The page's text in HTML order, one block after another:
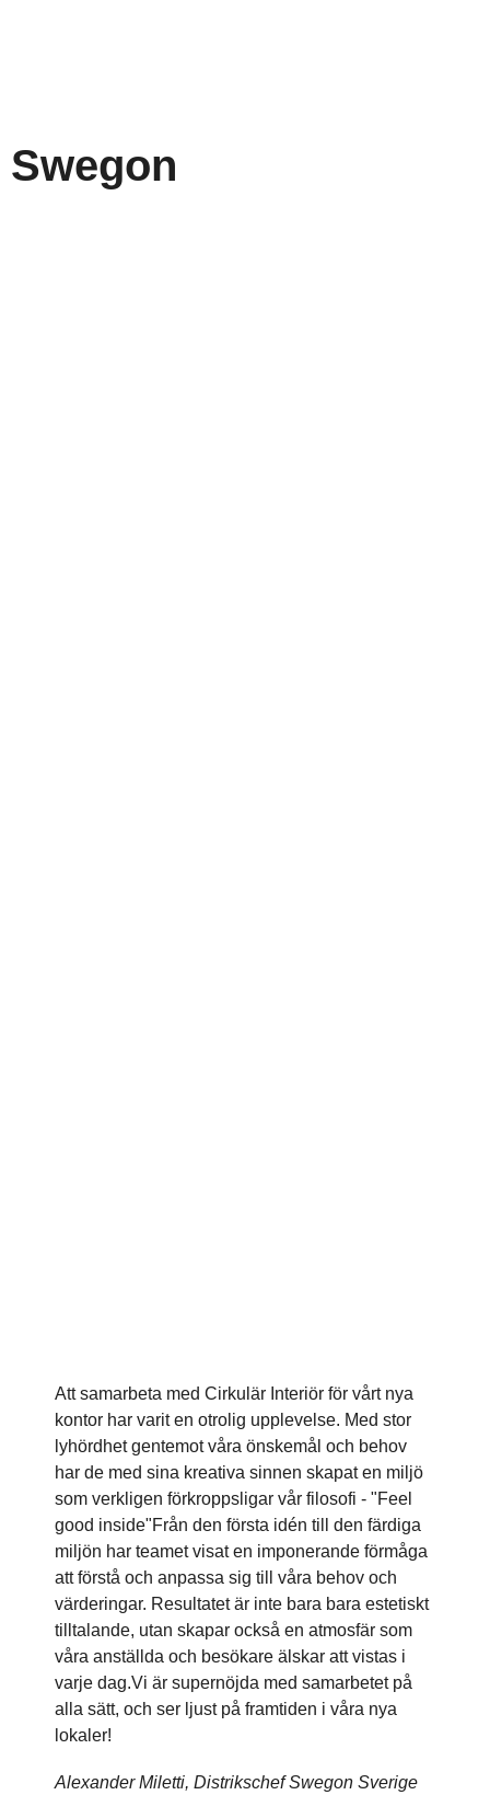
Swegon
Att samarbeta med Cirkulär Interiör för vårt nya
kontor har varit en otrolig upplevelse. Med stor
lyhördhet gentemot våra önskemål och behov
har de med sina kreativa sinnen skapat en miljö
som verkligen förkroppsligar vår filosofi - "Feel
good inside"Från den första idén till den färdiga
miljön har teamet visat en imponerande förmåga
att förstå och anpassa sig till våra behov och
värderingar. Resultatet är inte bara bara estetiskt
tilltalande, utan skapar också en atmosfär som
våra anställda och besökare älskar att vistas i
varje dag.Vi är supernöjda med samarbetet på
alla sätt, och ser ljust på framtiden i våra nya
lokaler!
Alexander Miletti, Distrikschef Swegon Sverige